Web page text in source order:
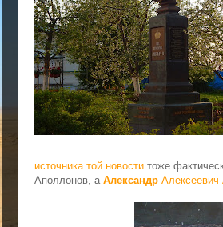
источника той новости тоже
Аполлонов, а Александр